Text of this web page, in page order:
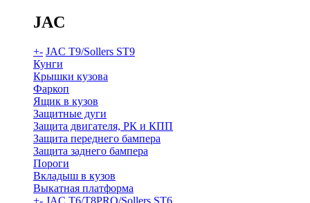
JAC
+- JAC T9/Sollers ST9
Кунги
Крышки кузова
Фаркоп
Ящик в кузов
Защитные дуги
Защита двигателя, РК и КПП
Защита переднего бампера
Защита заднего бампера
Пороги
Вкладыш в кузов
Выкатная платформа
+- JAC T6/T8PRO/Sollers ST6